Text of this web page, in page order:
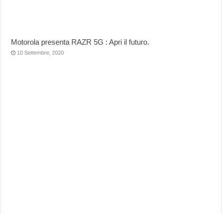
Motorola presenta RAZR 5G : Apri il futuro.
10 Settembre, 2020